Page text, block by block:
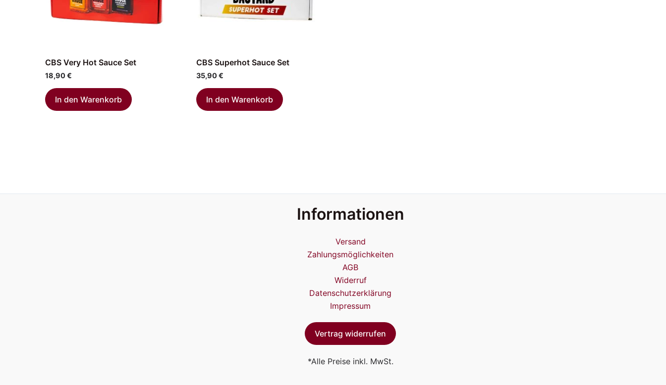
CBS Very Hot Sauce Set
18,90€
In den Warenkorb
CBS Superhot Sauce Set
35,90€
In den Warenkorb
Informationen
Versand
Zahlungsmöglichkeiten
AGB
Widerruf
Datenschutzerklärung
Impressum
Vertrag widerrufen
*Alle Preise inkl. MwSt.